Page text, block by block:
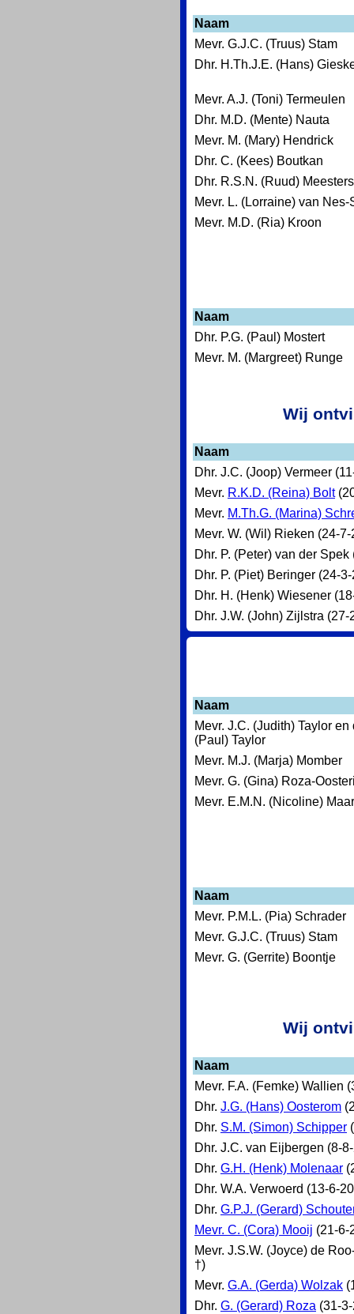
Naam
Mevr. G.J.C. (Truus) Stam
Dhr. H.Th.J.E. (Hans)
Mevr. A.J. (Toni) Termeulen
Dhr. M.D. (Mente) Nauta
Mevr. M. (Mary) Hendrick
Dhr. C. (Kees) Boutkan
Dhr. R.S.N. (Ruud) Meesters
Mevr. L. (Lorraine) van
Mevr. M.D. (Ria) Kroon
Naam
Dhr. P.G. (Paul) Mostert
Mevr. M. (Margreet) Runge
Wij
Naam
Dhr. J.C. (Joop) Vermeer
Mevr. R.K.D. (Reina) Bolt
Mevr. M.Th.G. (Marina)
Mevr. W. (Wil) Rieken (24-
Dhr. P. (Peter) van der
Dhr. P. (Piet) Beringer (24-
Dhr. H. (Henk) Wiesener
Dhr. J.W. (John) Zijlstra (27-
Naam
Mevr. J.C. (Judith) Taylor en
(Paul) Taylor
Mevr. M.J. (Marja) Momber
Mevr. G. (Gina) Roza-
Mevr. E.M.N. (Nicoline)
Naam
Mevr. P.M.L. (Pia) Schrader
Mevr. G.J.C. (Truus) Stam
Mevr. G. (Gerrite) Boontje
Wij
Naam
Mevr. F.A. (Femke) Wallien
Dhr. J.G. (Hans) Oosterom
Dhr. S.M. (Simon) Schipper
Dhr. J.C. van Eijbergen (8-
Dhr. G.H. (Henk) Molenaar
Dhr. W.A. Verwoerd (13-6-
Dhr. G.P.J. (Gerard)
Mevr. C. (Cora) Mooij (21-6-
Mevr. J.S.W. (Joyce) de
†)
Mevr. G.A. (Gerda) Wolzak
Dhr. G. (Gerard) Roza (31-